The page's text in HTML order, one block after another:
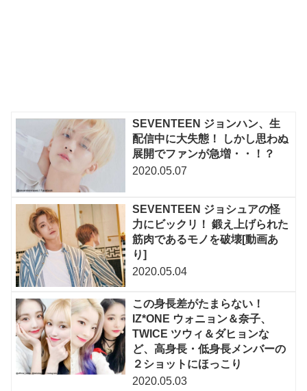
SEVENTEEN ジョンハン、生
配信中に大失態！ しかし思わぬ
展開でファンが急増・・！？
2020.05.07
SEVENTEEN ジョシュアの怪
力にビックリ！ 鍛え上げられた
筋肉であるモノを破壊[動画あ
り]
2020.05.04
この身長差がたまらない！
IZ*ONE ウォニョン＆奈子、
TWICE ツウィ＆ダヒョンな
ど、高身長・低身長メンバーの
２ショットにほっこり
2020.05.03